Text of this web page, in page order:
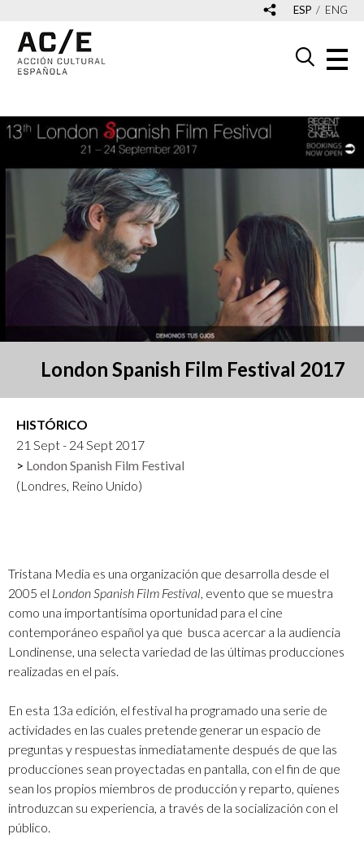
ESP ENG
London Spanish Film Festival 2017
HISTÓRICO
21 Sept - 24 Sept 2017
London Spanish Film Festival
(Londres, Reino Unido)
Tristana Media es una organización que desarrolla desde el
2005 el London Spanish Film Festival , evento que se muestra
como una importantísima oportunidad para el cine
contemporáneo español ya que busca acercar a la audiencia
Londinense, una selecta variedad de las últimas producciones
realizadas en el país.
En esta 13a edición, el festival ha programado una serie de
actividades en las cuales pretende generar un espacio de
preguntas y respuestas inmediatamente después de que las
producciones sean proyectadas en pantalla, con el fin de que
sean los propios miembros de producción y reparto, quienes
introduzcan su experiencia, a través de la socialización con el
público.